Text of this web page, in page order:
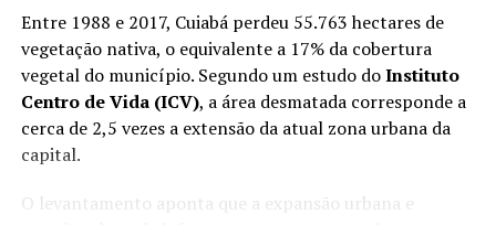
Entre 1988 e 2017, Cuiabá perdeu 55.763 hectares de
vegetação nativa, o equivalente a 17% da cobertura
vegetal do município. Segundo um estudo doInstituto
Centro de Vida (ICV), a área desmatada corresponde a
cerca de 2,5 vezes a extensão da atual zona urbana da
capital.
O levantamento aponta que a expansão urbana e